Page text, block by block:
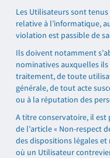
Les Utilisateurs sont
relative à l’informatique,
violation est passible de
Ils doivent notamment
nominatives auxquelles
traitement, de toute
générale, de tout acte
ou à la réputation des
A titre conservatoire, il est
de l’article « Non-respect
des dispositions légales et
où un Utilisateur